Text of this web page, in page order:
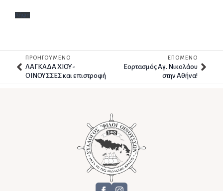
Λήψη
ΠΡΟΗΓΟΥΜΕΝΟ
ΛΑΓΚΑΔΑ ΧΙΟΥ-
ΟΙΝΟΥΣΣΕΣ και επιστροφή
ΕΠΟΜΕΝΟ
Εορτασμός Αγ. Νικολάου
στην Αθήνα!